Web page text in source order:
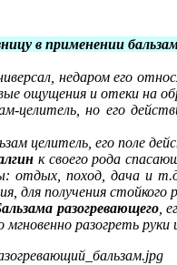
в применении
недаром его
ощущения и отеки на
целитель, но его
целитель, его поле
к своего рода
поход, дача и
для получения стойкого
разогревающего,
мгновенно разогреть